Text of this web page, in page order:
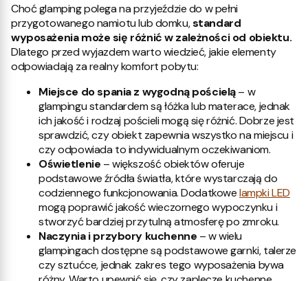
Choć glamping polega na przyjeździe do w pełni
przygotowanego namiotu lub domku,standard
wyposażenia może się różnić w zależności od obiektu.
Dlatego przed wyjazdem warto wiedzieć, jakie elementy
odpowiadają za realny komfort pobytu:
Miejsce do spania z wygodną pościelą– w
glampingu standardem są łóżka lub materace, jednak
ich jakość i rodzaj pościeli mogą się różnić. Dobrze jest
sprawdzić, czy obiekt zapewnia wszystko na miejscu i
czy odpowiada to indywidualnym oczekiwaniom.
Oświetlenie – większość obiektów oferuje
podstawowe źródła światła, które wystarczają do
codziennego funkcjonowania. Dodatkowelampki LED
mogą poprawić jakość wieczornego wypoczynku i
stworzyć bardziej przytulną atmosferę po zmroku.
Naczynia i przybory kuchenne – w wielu
glampingach dostępne są podstawowe garnki, talerze
czy sztućce, jednak zakres tego wyposażenia bywa